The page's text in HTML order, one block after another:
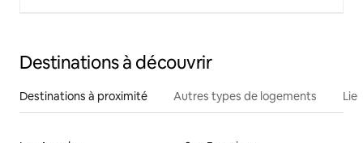
Destinations à découvrir
Destinations à proximité Autres types de logements